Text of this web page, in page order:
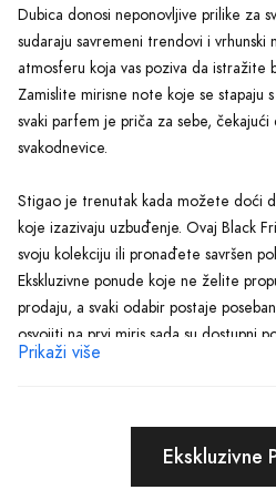
Dubica donosi neponovljive prilike za
sudaraju savremeni trendovi i vrhunski
atmosferu koja vas poziva da istražite
Zamislite mirisne note koje se stapaju
svaki parfem je priča za sebe, čekajući
svakodnevice.
Stigao je trenutak kada možete doći
koje izazivaju uzbuđenje. Ovaj Black
svoju kolekciju ili pronađete savršen
Ekskluzivne ponude koje ne želite
prodaju, a svaki odabir postaje
osvojiti na prvi miris sada su dostupni
bez daha.
za one koji žele biti u centru pažnje.
određeni miris pratiti kroz uspomene i
Prikaži više
Ekskluzivne